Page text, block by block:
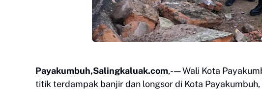
Payakumbuh,Salingkaluak.com,- — Wali Kota
titik terdampak banjir dan longsor di Kota